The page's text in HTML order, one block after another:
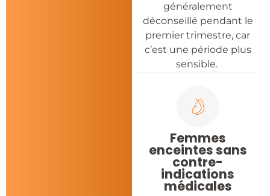
généralement
déconseillé pendant le
premier trimestre, car
c’est une période plus
sensible.
Femmes
enceintes sans
contre-
indications
médicales